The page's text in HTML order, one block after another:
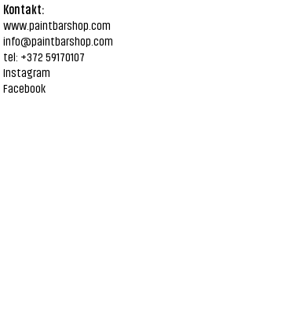
Kontakt:
www.paintbarshop.com
info@paintbarshop.com
tel: +372 59170107
Instagram
Facebook